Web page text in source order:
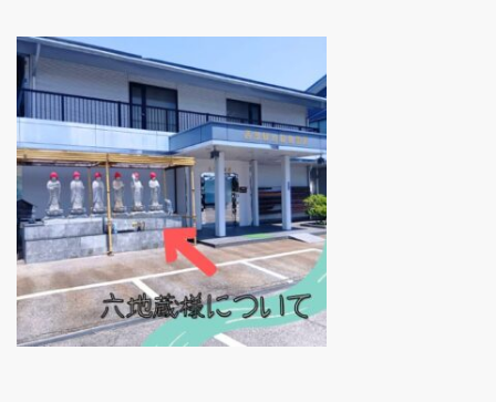
ッ
プ